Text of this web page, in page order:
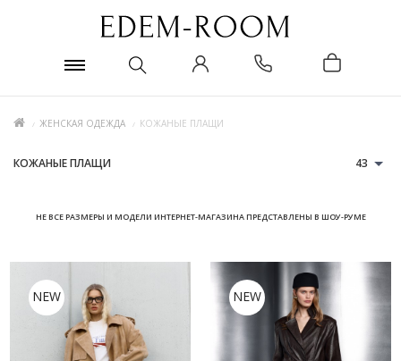
ЖЕНСКАЯ ОДЕЖДА КОЖАНЫЕ ПЛАЩИ
КОЖАНЫЕ ПЛАЩИ
НЕ ВСЕ РАЗМЕРЫ И МОДЕЛИ ИНТЕРНЕТ-МАГАЗИНА ПРЕДСТАВЛЕНЫ В ШОУ-РУМЕ
43
NEW NEW